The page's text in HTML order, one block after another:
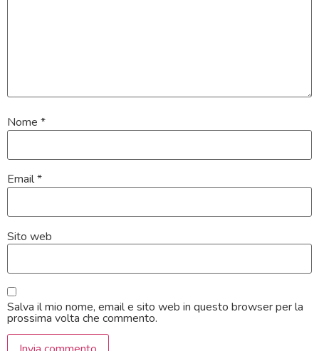
Nome *
Email*
Sito web
Salva il mio nome, email e sito web in questo browser per la
prossima volta che commento.